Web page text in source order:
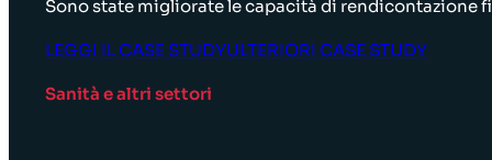
Sono state migliorate le capacità di rendicontazione
LEGGI IL CASE STUDYULTERIORI CASE STUDY
Sanità e altri settori